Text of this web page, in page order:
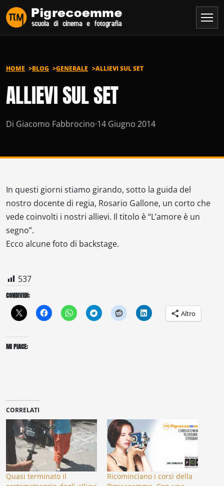
Vai al contenuto
HOME BLOG GENERALE ALLIEVI SUL SET
ALLIEVI SUL SET
Di Giacomo Fabbrocino·14 Giugno 2014
In questi giorni stiamo girando, sotto la guida del
nostro docente di regia, Rosario Gallone, un corto che
vede coinvolti i nostri allievi. Il titolo è “L’amore è un
segno”.
Ecco alcune foto di backstage.
537
CONDIVIDI:
Altro
MI PIACE:
CORRELATI
Quasi terminato il
Ricominciano i corsi della